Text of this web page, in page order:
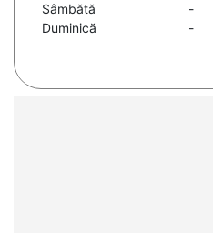
Sâmbătă
-
Duminică
-